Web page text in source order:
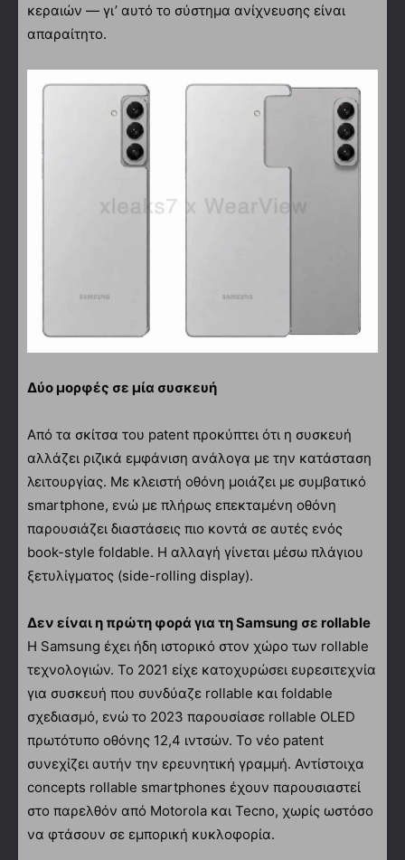
κεραιών — γι’ αυτό το σύστημα ανίχνευσης είναι
απαραίτητο.
Δύο μορφές σε μία συσκευή
Από τα σκίτσα του patent προκύπτει ότι η συσκευή
αλλάζει ριζικά εμφάνιση ανάλογα με την κατάσταση
λειτουργίας. Με κλειστή οθόνη μοιάζει με συμβατικό
smartphone, ενώ με πλήρως επεκταμένη οθόνη
παρουσιάζει διαστάσεις πιο κοντά σε αυτές ενός
book-style foldable. Η αλλαγή γίνεται μέσω πλάγιου
ξετυλίγματος (side-rolling display).
Δεν είναι η πρώτη φορά για τη Samsung σε rollable
Η Samsung έχει ήδη ιστορικό στον χώρο των rollable
τεχνολογιών. Το 2021 είχε κατοχυρώσει ευρεσιτεχνία
για συσκευή που συνδύαζε rollable και foldable
σχεδιασμό, ενώ το 2023 παρουσίασε rollable OLED
πρωτότυπο οθόνης 12,4 ιντσών. Το νέο patent
συνεχίζει αυτήν την ερευνητική γραμμή. Αντίστοιχα
concepts rollable smartphones έχουν παρουσιαστεί
στο παρελθόν από Motorola και Tecno, χωρίς ωστόσο
να φτάσουν σε εμπορική κυκλοφορία.